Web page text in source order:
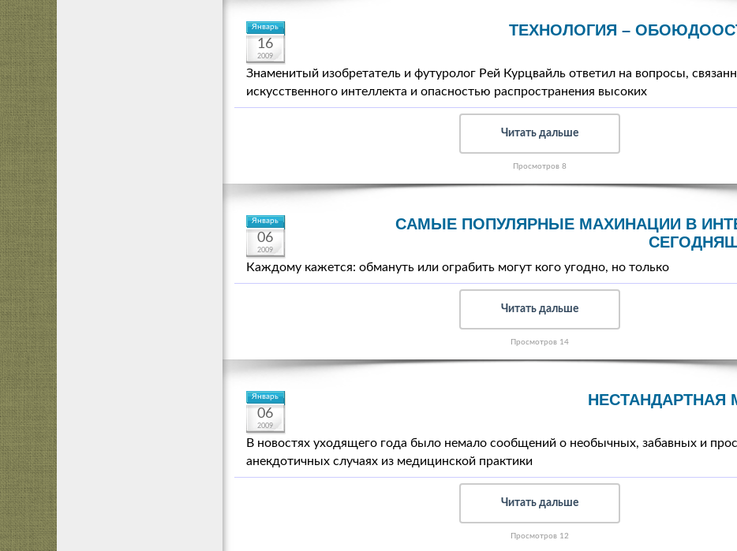
Январь
16
2009
ТЕХНОЛОГИЯ –
Знаменитый изобретатель и футуролог Рей Курцвайль ответил на вопросы,
искусственного интеллекта и опасностью распространения высоких
Читать дальше
Просмотров 8
Январь
06
2009
САМЫЕ ПОПУЛЯРНЫЕ МАХИНАЦИИ В
Каждому кажется: обмануть или ограбить могут кого угодно, но только
Читать дальше
Просмотров 14
Январь
06
2009
НЕСТАНДАРТНАЯ
В новостях уходящего года было немало сообщений о необычных, забавных и
анекдотичных случаях из медицинской практики
Читать дальше
Просмотров 12